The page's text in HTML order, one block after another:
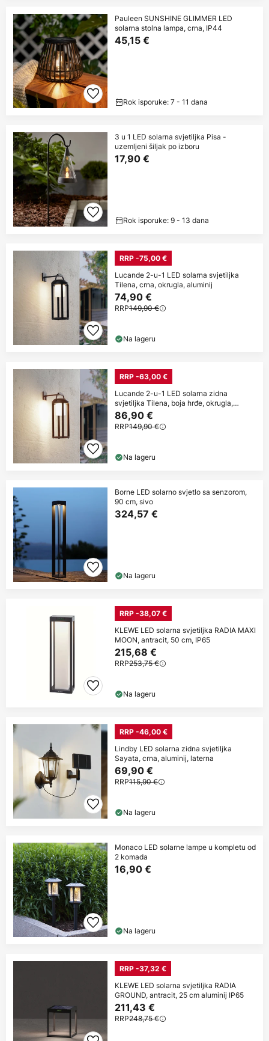
Pauleen SUNSHINE GLIMMER LED
solarna stolna lampa, crna, IP44
45,15 €
Rok isporuke: 7 - 11 dana
3 u 1 LED solarna svjetiljka Pisa -
uzemljeni šiljak po izboru
17,90 €
Rok isporuke: 9 - 13 dana
RRP -75,00 €
Lucande 2-u-1 LED solarna svjetiljka
Tilena, crna, okrugla, aluminij
74,90 €
RRP149,90 €
Na lageru
RRP -63,00 €
Lucande 2-u-1 LED solarna zidna
svjetiljka Tilena, boja hrđe, okrugla,
aluminij
86,90 €
RRP149,90 €
Na lageru
Borne LED solarno svjetlo sa senzorom,
90 cm, sivo
324,57 €
Na lageru
RRP -38,07 €
KLEWE LED solarna svjetiljka RADIA MAXI
MOON, antracit, 50 cm, IP65
215,68 €
RRP253,75 €
Na lageru
RRP -46,00 €
Lindby LED solarna zidna svjetiljka
Sayata, crna, aluminij, laterna
69,90 €
RRP115,90 €
Na lageru
Monaco LED solarne lampe u kompletu od
2 komada
16,90 €
Na lageru
RRP -37,32 €
KLEWE LED solarna svjetiljka RADIA
GROUND, antracit, 25 cm aluminij IP65
211,43 €
RRP248,75 €